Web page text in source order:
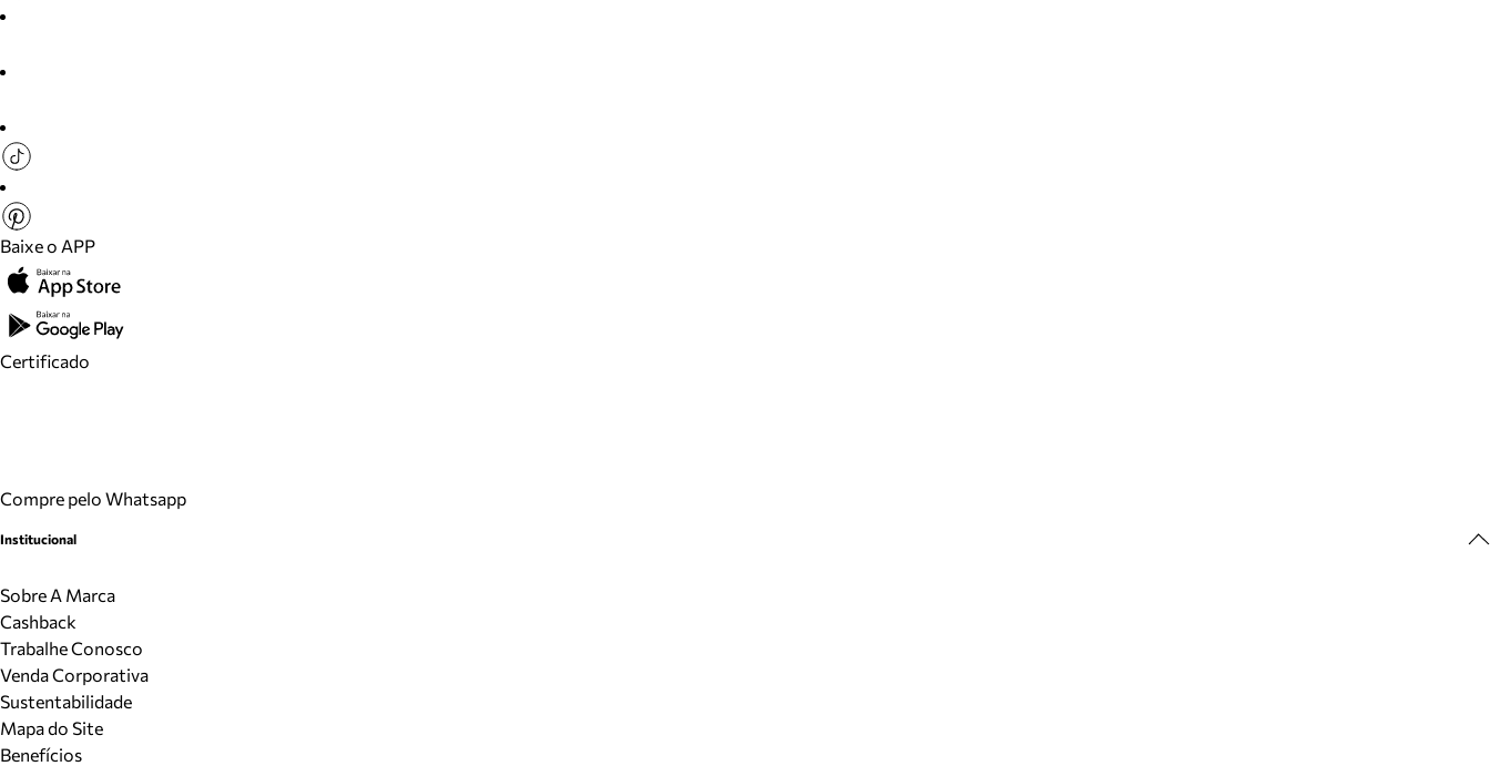
Baixe o APP
Certificado
Compre pelo Whatsapp
Institucional
Sobre A Marca
Cashback
Trabalhe Conosco
Venda Corporativa
Sustentabilidade
Mapa do Site
Benefícios